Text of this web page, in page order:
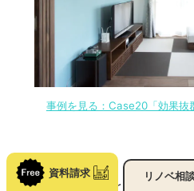
事例を見る：Case20「効果抜
来客があったときにリビン
資料請求 リノベ相